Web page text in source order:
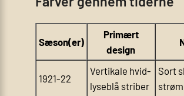
Sæson(er)
Primært
design
1921-22
Vertikale hvid-
lyseblå striber
Sort